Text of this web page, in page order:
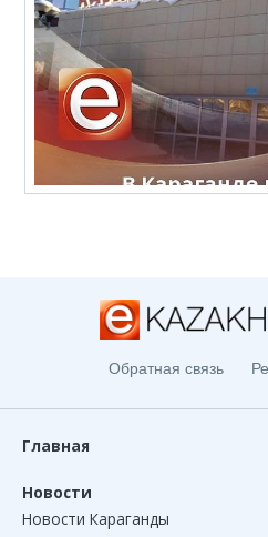
Обратная связь
Главная
Новости
Новости Караганды